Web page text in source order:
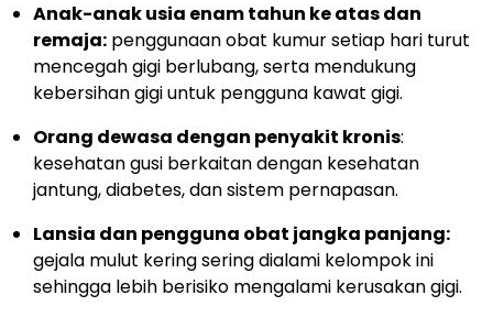
Anak-anak usia enam tahun ke atas dan
remaja: penggunaan obat kumur setiap hari turut
mencegah gigi berlubang, serta mendukung
kebersihan gigi untuk pengguna kawat gigi.
Orang dewasa dengan penyakit kronis:
kesehatan gusi berkaitan dengan kesehatan
jantung, diabetes, dan sistem pernapasan.
Lansia dan pengguna obat jangka panjang:
gejala mulut kering sering dialami kelompok ini
sehingga lebih berisiko mengalami kerusakan gigi.